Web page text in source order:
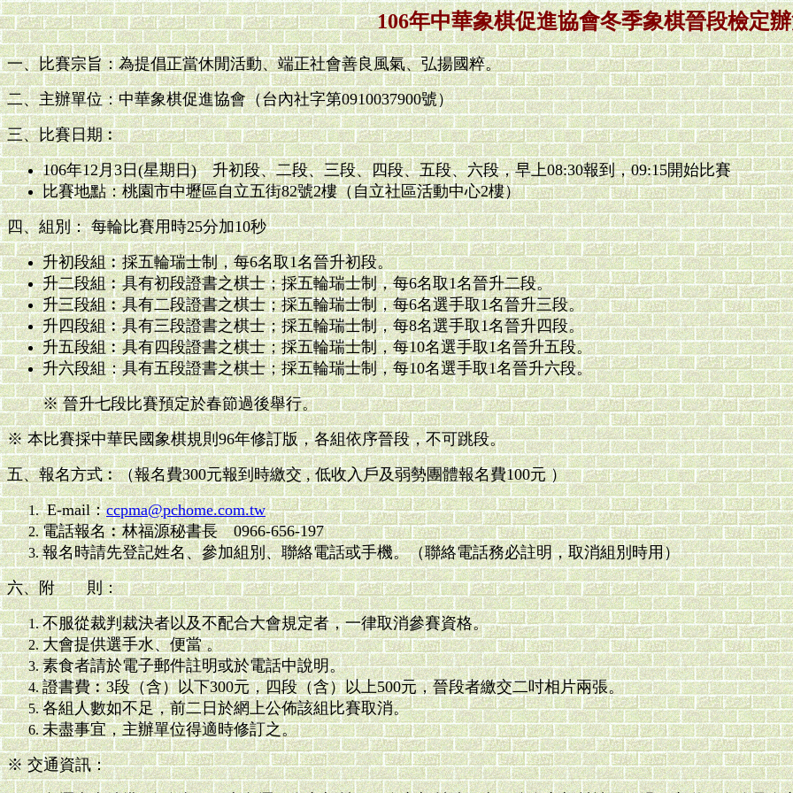
106年中華象棋促進協會冬季象棋晉段檢定
一、比賽宗旨：為提倡正當休閒活動、端正社會善良風氣、弘揚國粹。
二、主辦單位：中華象棋促進協會（台內社字第0910037900號）
三、比賽日期︰
106年12月3日(星期日) 升初段、二段、三段、四段、五段、六段，早上08:30報到，09:15開始比賽
比賽地點：桃園市中壢區自立五街82號2樓（自立社區活動中心2樓）
四、組別： 每輪比賽用時25分加10秒
升初段組︰採五輪瑞士制，每6名取1名晉升初段。
升二段組︰具有初段證書之棋士；採五輪瑞士制，每6名取1名晉升二段。
升三段組︰具有二段證書之棋士；採五輪瑞士制，每6名選手取1名晉升三段。
升四段組︰具有三段證書之棋士；採五輪瑞士制，每8名選手取1名晉升四段。
升五段組︰具有四段證書之棋士；採五輪瑞士制，每10名選手取1名晉升五段。
升六段組：具有五段證書之棋士；採五輪瑞士制，每10名選手取1名晉升六段。
※ 晉升七段比賽預定於春節過後舉行。
※ 本比賽採中華民國象棋規則96年修訂版，各組依序晉段，不可跳段。
五、報名方式︰（報名費300元報到時繳交 , 低收入戶及弱勢團體報名費100元 ）
E-mail：ccpma@pchome.com.tw
電話報名︰林福源秘書長0966-656-197
報名時請先登記姓名、參加組別、聯絡電話或手機。（聯絡電話務必註明，取消組別時用）
六、附 則：
不服從裁判裁決者以及不配合大會規定者，一律取消參賽資格。
大會提供選手水、便當 。
素食者請於電子郵件註明或於電話中說明。
證書費︰3段（含）以下300元，四段（含）以上500元，晉段者繳交二吋相片兩張。
各組人數如不足，前二日於網上公佈該組比賽取消。
未盡事宜，主辦單位得適時修訂之。
※ 交通資訊：